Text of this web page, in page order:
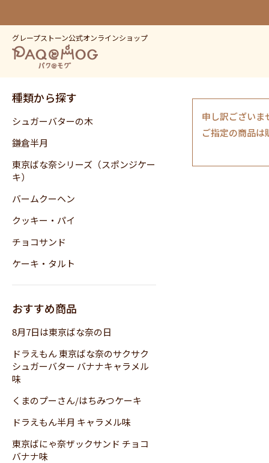
グレープストーン公式オンラインショップ
種類から探す
シュガーバターの木
鎌倉半月
東京ばな奈シリーズ（スポンジケー
キ）
バームクーヘン
クッキー・パイ
チョコサンド
ケーキ・タルト
おすすめ商品
8月7日は東京ばな奈の日
ドラえもん 東京ばな奈のサクサク
シュガーバター バナナキャラメル
味
くまのプーさん/はちみつケーキ
ドラえもん半月 キャラメル味
東京ばにゃ奈ザックサンド チョコ
バナナ味
申し訳ございま
ご指定の商品